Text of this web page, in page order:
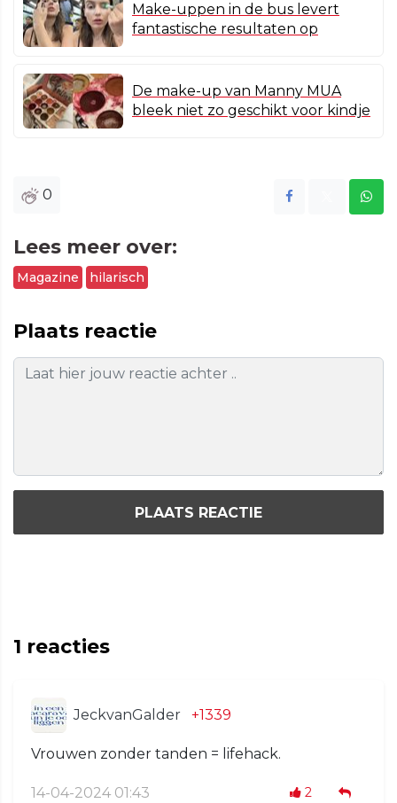
Make-uppen in de bus levert
fantastische resultaten op
De make-up van Manny MUA
bleek niet zo geschikt voor kindje
0
Lees meer over:
Magazine hilarisch
Plaats reactie
PLAATS REACTIE
1 reacties
JeckvanGalder +1339
Vrouwen zonder tanden = lifehack.
14-04-2024 01:43 2